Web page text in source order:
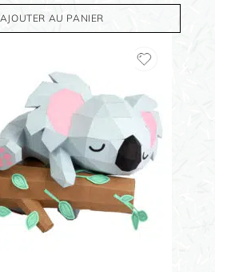
AJOUTER AU PANIER